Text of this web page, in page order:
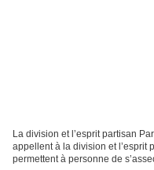
La division et l’esprit partisan
appellent à la division et l’esprit
permettent à personne de